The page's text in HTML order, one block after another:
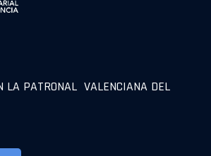
LA PATRONAL VALENCIANA DEL